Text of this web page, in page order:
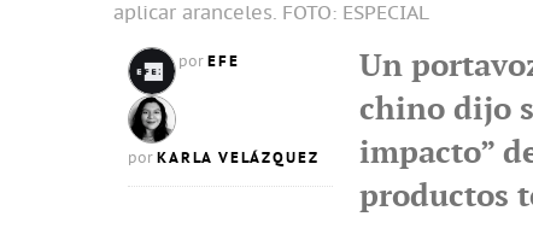
aplicar aranceles. FOTO: ESPECIAL
por EFE
por KARLA VELÁZQUEZ
Un
chino dijo
impacto”
productos